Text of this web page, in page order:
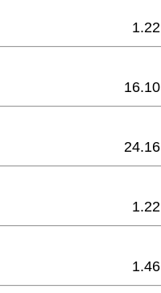
1.22
16.10
24.16
1.22
1.46